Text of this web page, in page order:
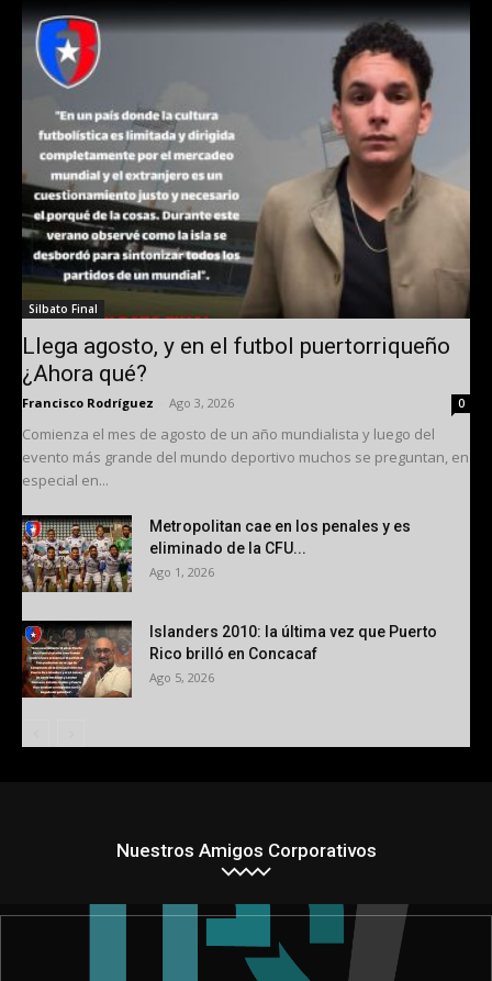
Silbato Final
Llega agosto, y en el futbol puertorriqueño
¿Ahora qué?
Francisco Rodríguez Ago 3, 2026 0
Comienza el mes de agosto de un año mundialista y luego del
evento más grande del mundo deportivo muchos se preguntan, en
especial en...
Metropolitan cae en los penales y es
eliminado de la CFU...
Ago 1, 2026
Islanders 2010: la última vez que Puerto
Rico brilló en Concacaf
Ago 5, 2026
Nuestros Amigos Corporativos